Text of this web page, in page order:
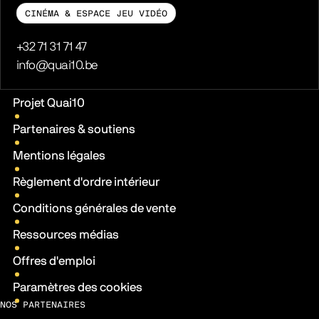
CINÉMA & ESPACE JEU VIDÉO
Téléphone
+32 71 31 71 47
E-mail
info@quai10.be
Liens pratiques
Projet Quai10
Partenaires & soutiens
Mentions légales
Règlement d'ordre intérieur
Conditions générales de vente
Ressources médias
Offres d'emploi
Paramètres des cookies
NOS PARTENAIRES